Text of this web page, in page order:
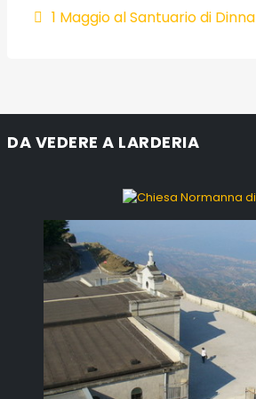
1 Maggio al Santuario di
DA VEDERE A LARDERIA